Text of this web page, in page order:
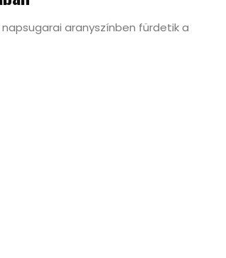
aranyszínben fürdetik a